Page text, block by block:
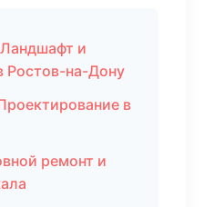
и
Ростов-на-Дону
в
ремонт и